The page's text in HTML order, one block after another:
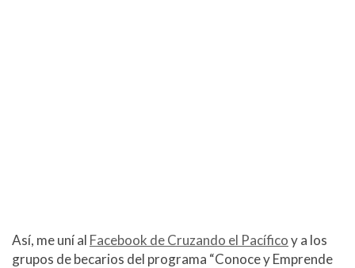
Así, me uní al Facebook de Cruzando el Pacíficoy a los
grupos de becarios del programa “Conoce y Emprende